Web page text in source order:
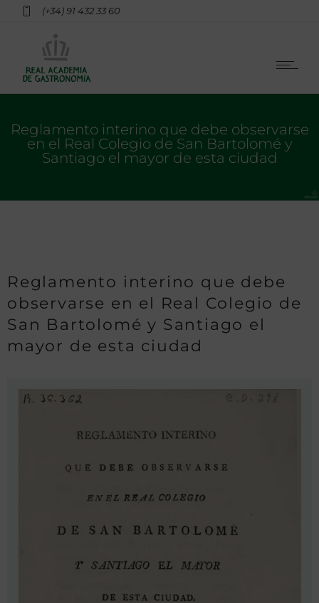
(+34) 91 432 33 60
Reglamento interino que debe observarse
en el Real Colegio de San Bartolomé y
Santiago el mayor de esta ciudad
Reglamento interino que debe
observarse en el Real Colegio de
San Bartolomé y Santiago el
mayor de esta ciudad